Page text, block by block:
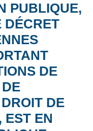
PUBLIQUE,
DÉCRET
DE
DE
EST EN